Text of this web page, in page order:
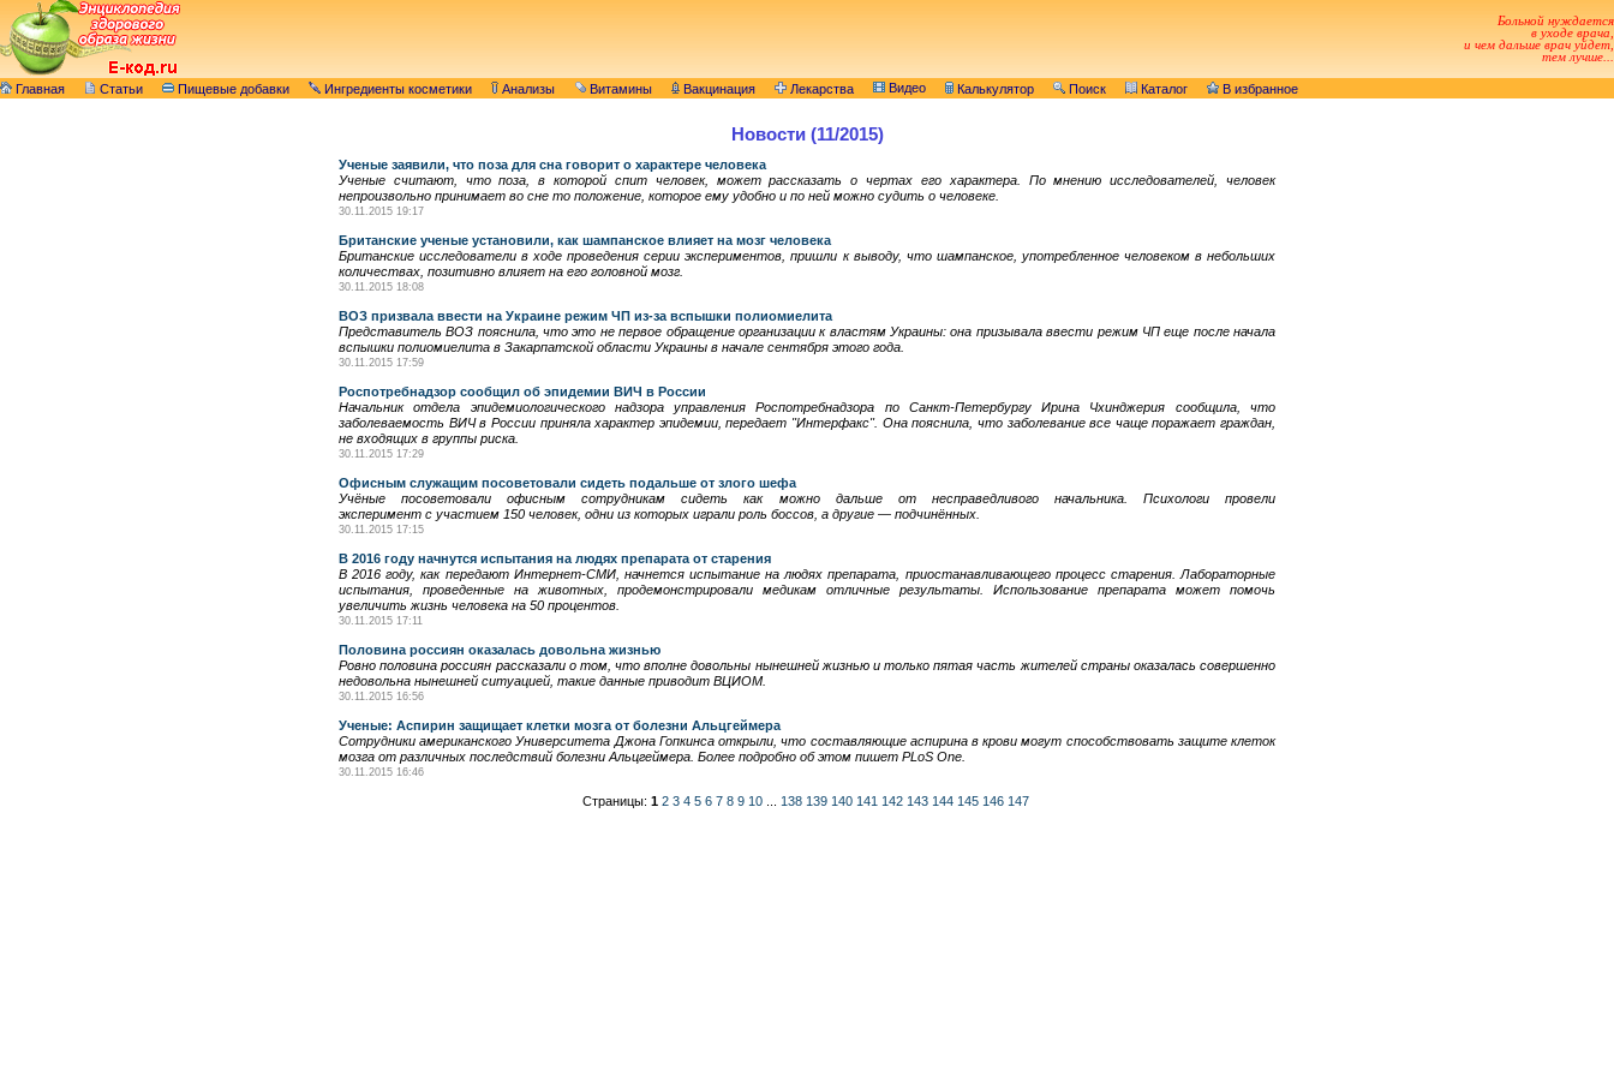
Больной нуждается
в уходе врача,
и чем дальше врач уйдет,
тем лучше...
Главная Статьи Пищевые добавки Ингредиенты косметики Анализы Витамины Вакцинация Лекарства Видео Калькулятор Поиск Каталог В избранное
Новости (11/2015)
Ученые заявили, что поза для сна говорит о характере человека
Ученые считают, что поза, в которой спит человек, может рассказать о чертах его характера. По мнению исследователей, человек
непроизвольно принимает во сне то положение, которое ему удобно и по ней можно судить о человеке.
30.11.2015 19:17
Британские ученые установили, как шампанское влияет на мозг человека
Британские исследователи в ходе проведения серии экспериментов, пришли к выводу, что шампанское, употребленное человеком в небольших
количествах, позитивно влияет на его головной мозг.
30.11.2015 18:08
ВОЗ призвала ввести на Украине режим ЧП из-за вспышки полиомиелита
Представитель ВОЗ пояснила, что это не первое обращение организации к властям Украины: она призывала ввести режим ЧП еще после начала
вспышки полиомиелита в Закарпатской области Украины в начале сентября этого года.
30.11.2015 17:59
Роспотребнадзор сообщил об эпидемии ВИЧ в России
Начальник отдела эпидемиологического надзора управления Роспотребнадзора по Санкт-Петербургу Ирина Чхинджерия сообщила, что
заболеваемость ВИЧ в России приняла характер эпидемии, передает "Интерфакс". Она пояснила, что заболевание все чаще поражает граждан,
не входящих в группы риска.
30.11.2015 17:29
Офисным служащим посоветовали сидеть подальше от злого шефа
Учёные посоветовали офисным сотрудникам сидеть как можно дальше от несправедливого начальника. Психологи провели
эксперимент с участием 150 человек, одни из которых играли роль боссов, а другие — подчинённых.
30.11.2015 17:15
В 2016 году начнутся испытания на людях препарата от старения
В 2016 году, как передают Интернет-СМИ, начнется испытание на людях препарата, приостанавливающего процесс старения. Лабораторные
испытания, проведенные на животных, продемонстрировали медикам отличные результаты. Использование препарата может помочь
увеличить жизнь человека на 50 процентов.
30.11.2015 17:11
Половина россиян оказалась довольна жизнью
Ровно половина россиян рассказали о том, что вполне довольны нынешней жизнью и только пятая часть жителей страны оказалась совершенно
недовольна нынешней ситуацией, такие данные приводит ВЦИОМ.
30.11.2015 16:56
Ученые: Аспирин защищает клетки мозга от болезни Альцгеймера
Сотрудники американского Университета Джона Гопкинса открыли, что составляющие аспирина в крови могут способствовать защите клеток
мозга от различных последствий болезни Альцгеймера. Более подробно об этом пишет PLoS One.
30.11.2015 16:46
Страницы: 1 2 3 4 5 6 7 8 9 10... 138 139 140 141 142 143 144 145 146 147